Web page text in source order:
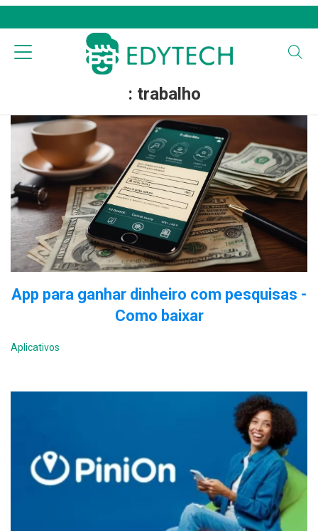
: trabalho
App para ganhar dinheiro com pesquisas -
Como baixar
Aplicativos